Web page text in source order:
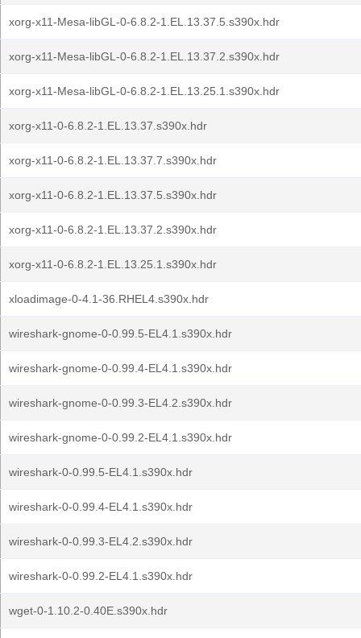
xorg-x11-Mesa-libGL-0-6.8.2-1.EL.13.37.5.s390x.hdr
xorg-x11-Mesa-libGL-0-6.8.2-1.EL.13.37.2.s390x.hdr
xorg-x11-Mesa-libGL-0-6.8.2-1.EL.13.25.1.s390x.hdr
xorg-x11-0-6.8.2-1.EL.13.37.s390x.hdr
xorg-x11-0-6.8.2-1.EL.13.37.7.s390x.hdr
xorg-x11-0-6.8.2-1.EL.13.37.5.s390x.hdr
xorg-x11-0-6.8.2-1.EL.13.37.2.s390x.hdr
xorg-x11-0-6.8.2-1.EL.13.25.1.s390x.hdr
xloadimage-0-4.1-36.RHEL4.s390x.hdr
wireshark-gnome-0-0.99.5-EL4.1.s390x.hdr
wireshark-gnome-0-0.99.4-EL4.1.s390x.hdr
wireshark-gnome-0-0.99.3-EL4.2.s390x.hdr
wireshark-gnome-0-0.99.2-EL4.1.s390x.hdr
wireshark-0-0.99.5-EL4.1.s390x.hdr
wireshark-0-0.99.4-EL4.1.s390x.hdr
wireshark-0-0.99.3-EL4.2.s390x.hdr
wireshark-0-0.99.2-EL4.1.s390x.hdr
wget-0-1.10.2-0.40E.s390x.hdr